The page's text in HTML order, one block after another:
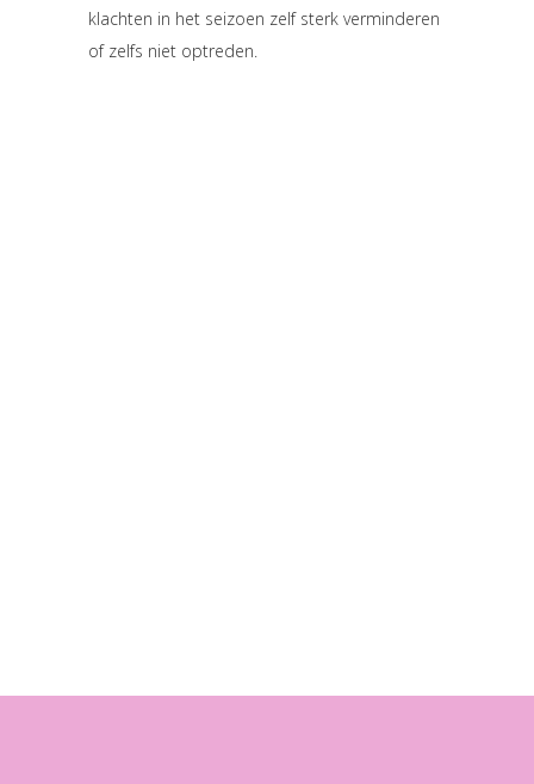
klachten in het seizoen zelf sterk verminderen
of zelfs niet optreden.